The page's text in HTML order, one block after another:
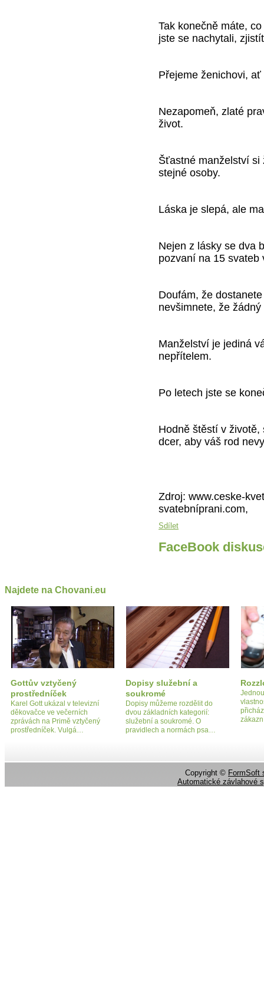
Tak konečně máte,
jste se nachytali,
Přejeme ženichovi,
Nezapomeň, zlaté
život.
Šťastné manželství si
stejné osoby.
Láska je slepá, ale
Nejen z lásky se dva
pozvaní na 15 svateb
Doufám, že
nevšimnete, že
Manželství je jediná
nepřítelem.
Po letech jste se
Hodně štěstí v
dcer, aby váš rod
Zdroj: www.ceske-
svatebníprani.com,
Sdílet
FaceBook
Najdete na Chovani.eu
Gottův vztyčený
prostředníček
Karel Gott ukázal v televizní
děkovačce ve večerních
zprávách na Primě vztyčený
prostředníček. Vulgá…
Dopisy služební a
soukromé
Dopisy můžeme rozdělit do
dvou základních kategorií:
služební a soukromé. O
pravidlech a normách psa…
Copyright © FormSoft
Automatické závlahové